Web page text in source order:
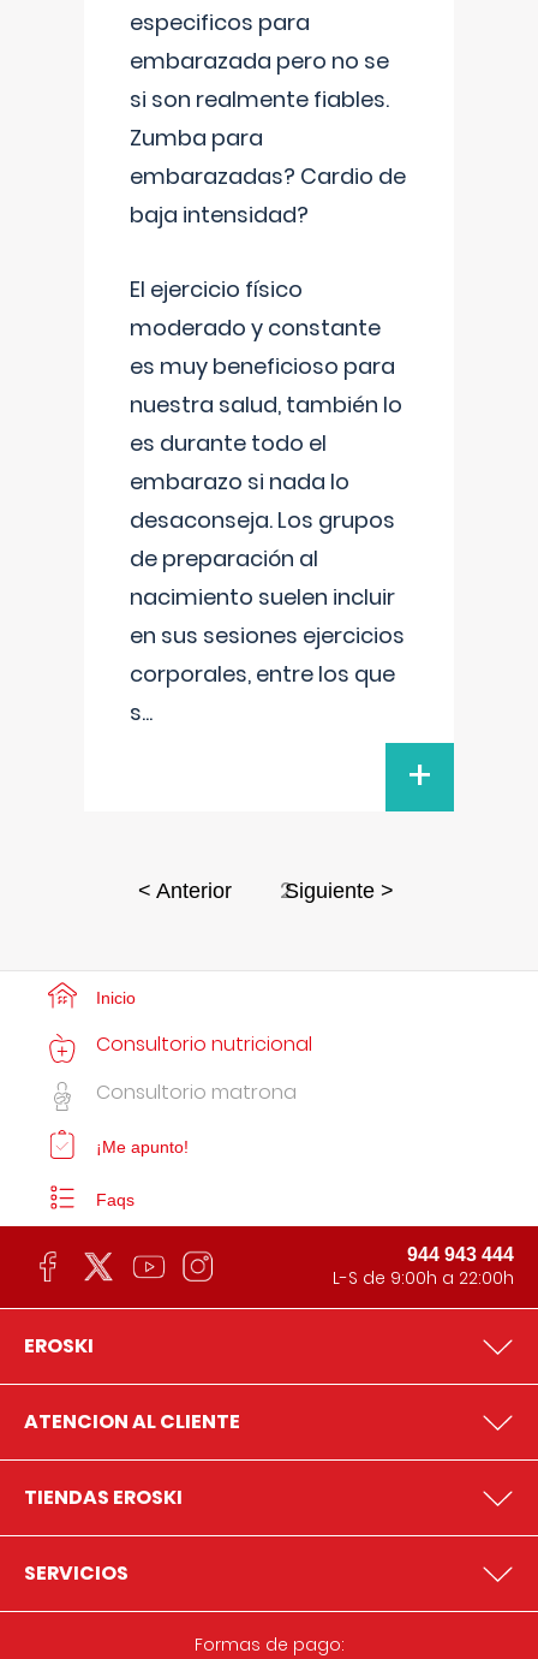
especificos para
embarazada pero no se
si son realmente fiables.
Zumba para
embarazadas? Cardio de
baja intensidad?
El ejercicio físico
moderado y constante
es muy beneficioso para
nuestra salud, también lo
es durante todo el
embarazo si nada lo
desaconseja. Los grupos
de preparación al
nacimiento suelen incluir
en sus sesiones ejercicios
corporales, entre los que
s...
+
< Anterior 2Siguiente >
Inicio
Consultorio nutricional
Consultorio matrona
¡Me apunto!
Faqs
944 943 444
L-S de 9:00h a 22:00h
EROSKI
ATENCION AL CLIENTE
TIENDAS EROSKI
SERVICIOS
Formas de pago: